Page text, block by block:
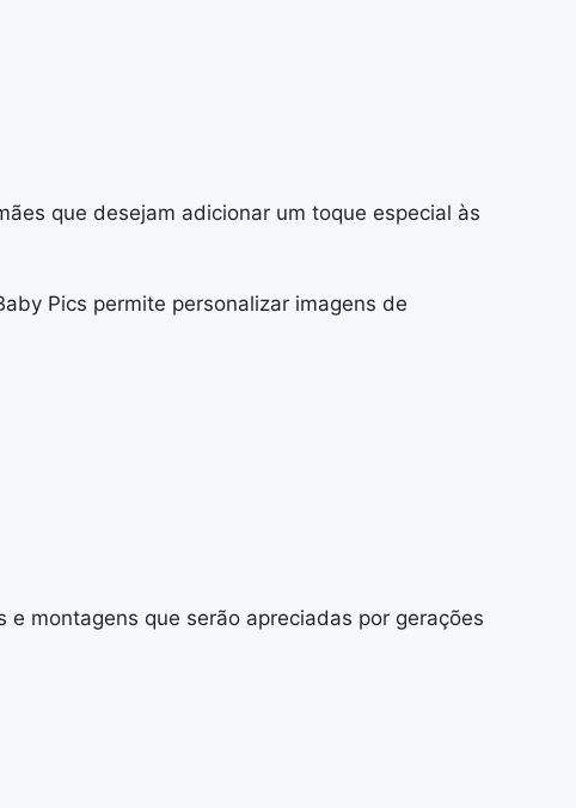
que desejam adicionar um toque especial às
Pics permite personalizar imagens de
montagens que serão apreciadas por gerações